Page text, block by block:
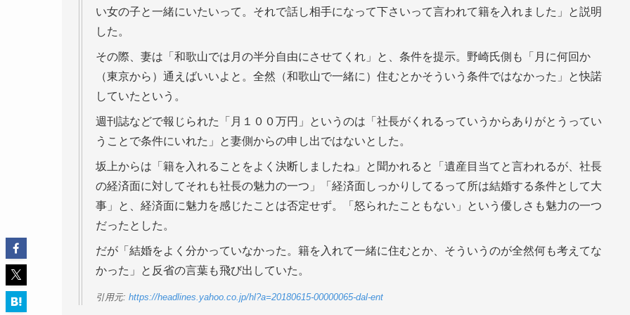
い女の子と一緒にいたいって。それで話し相手になって下さいって言われて籍を入れました」と説明
した。
その際、妻は「和歌山では月の半分自由にさせてくれ」と、条件を提示。野崎氏側も「月に何回か
（東京から）通えばいいよと。全然（和歌山で一緒に）住むとかそういう条件ではなかった」と快諾
していたという。
週刊誌などで報じられた「月１００万円」というのは「社長がくれるっていうからありがとうってい
うことで条件にいれた」と妻側からの申し出ではないとした。
坂上からは「籍を入れることをよく決断しましたね」と聞かれると「遺産目当てと言われるが、社長
の経済面に対してそれも社長の魅力の一つ」「経済面しっかりしてるって所は結婚する条件として大
事」と、経済面に魅力を感じたことは否定せず。「怒られたこともない」という優しさも魅力の一つ
だったとした。
だが「結婚をよく分かっていなかった。籍を入れて一緒に住むとか、そういうのが全然何も考えてな
かった」と反省の言葉も飛び出していた。
引用元: https://headlines.yahoo.co.jp/hl?a=20180615-00000065-dal-ent